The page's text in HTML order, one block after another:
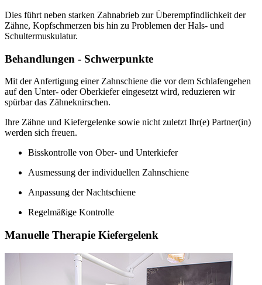
Dies führt neben starken Zahnabrieb zur Überempfindlichkeit der
Zähne, Kopfschmerzen bis hin zu Problemen der Hals- und
Schultermuskulatur.
Behandlungen - Schwerpunkte
Mit der Anfertigung einer Zahnschiene die vor dem Schlafengehen
auf den Unter- oder Oberkiefer eingesetzt wird, reduzieren wir
spürbar das Zähneknirschen.
Ihre Zähne und Kiefergelenke sowie nicht zuletzt Ihr(e) Partner(in)
werden sich freuen.
Bisskontrolle von Ober- und Unterkiefer
Ausmessung der individuellen Zahnschiene
Anpassung der Nachtschiene
Regelmäßige Kontrolle
Manuelle Therapie Kiefergelenk